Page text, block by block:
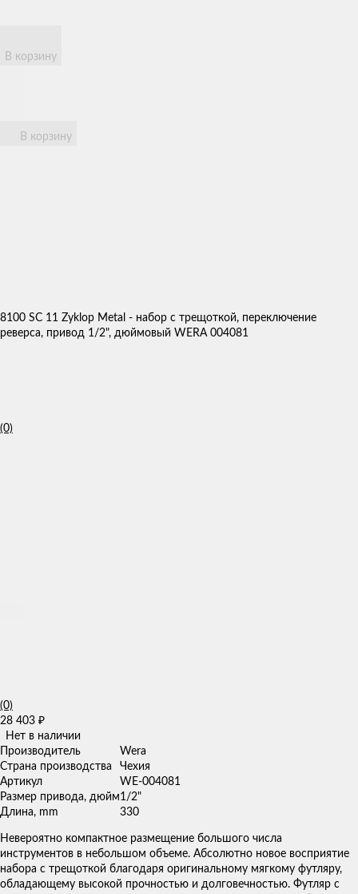
В корзину
В корзину
8100 SC 11 Zyklop Metal - набор с трещоткой, переключение
реверса, привод 1/2", дюймовый WERA 004081
(0)
(0)
28 403 ₽
Нет в наличии
Производитель
Wera
Страна производства
Чехия
Артикул
WE-004081
Размер привода, дюйм1/2"
Длина, mm
330
Невероятно компактное размещение большого числа
инструментов в небольшом объеме. Абсолютно новое восприятие
набора с трещоткой благодаря оригинальному мягкому футляру,
обладающему высокой прочностью и долговечностью. Футляр с